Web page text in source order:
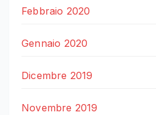
Febbraio 2020
Gennaio 2020
Dicembre 2019
Novembre 2019